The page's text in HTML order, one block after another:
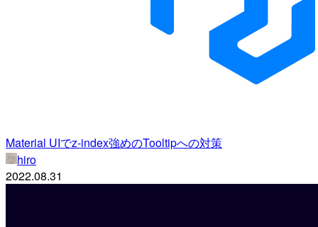
Material UIでz-index強めのTooltipへの対策
hiro
2022.08.31